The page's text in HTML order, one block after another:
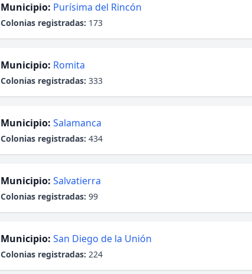
Municipio: Purísima del Rincón
Colonias registradas: 173
Municipio: Romita
Colonias registradas: 333
Municipio: Salamanca
Colonias registradas: 434
Municipio: Salvatierra
Colonias registradas: 99
Municipio: San Diego de la Unión
Colonias registradas: 224